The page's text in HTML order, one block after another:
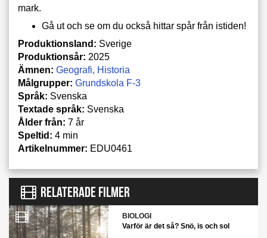
mark.
Gå ut och se om du också hittar spår från istiden!
Produktionsland: Sverige
Produktionsår: 2025
Ämnen: Geografi
Historia
Målgrupper: Grundskola F-3
Språk: Svenska
Textade språk: Svenska
Ålder från: 7 år
Speltid: 4 min
Artikelnummer: EDU0461
RELATERADE FILMER
BIOLOGI
Varför är det så? Snö, is och sol